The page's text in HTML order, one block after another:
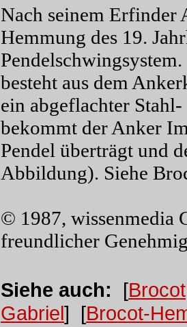
Nach seinem Erfinder
Hemmung des 19.
besteht aus dem
ein abgeflachter
bekommt der Anker
Pendel überträgt und
Abbildung). Siehe
© 1987, wissenmedia
freundlicher
Siehe auch: [
Gabriel] [Brocot-